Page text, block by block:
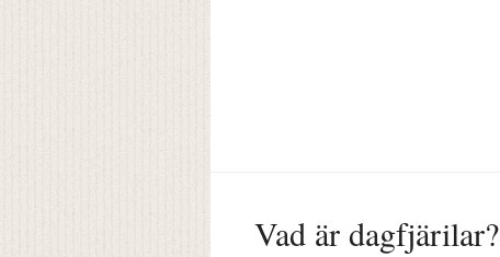
Vad är dagfjärilar?